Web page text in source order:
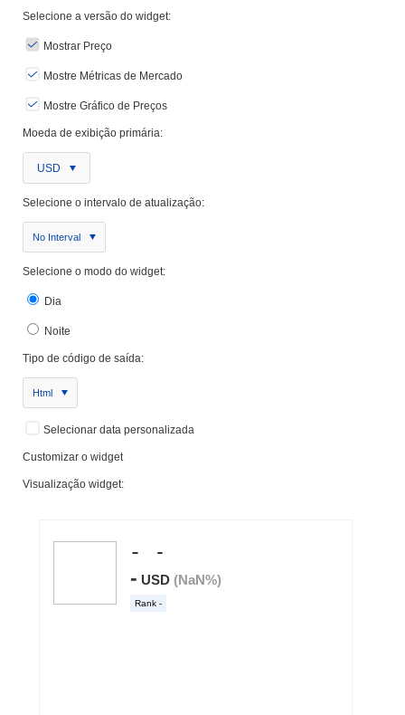
Selecione a versão do widget:
Mostrar Preço
Mostre Métricas de Mercado
Mostre Gráfico de Preços
Moeda de exibição primária:
USD
Selecione o intervalo de atualização:
No Interval
Selecione o modo do widget:
Dia
Noite
Tipo de código de saída:
Html
Selecionar data personalizada
Customizar o widget
Visualização widget: